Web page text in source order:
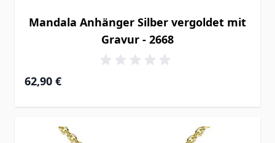
Mandala Anhänger Silber vergoldet mit
Gravur - 2668
62,90 €